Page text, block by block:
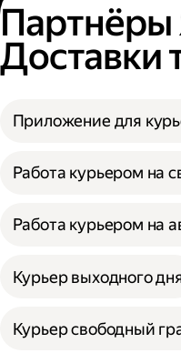
Партнёры
Доставки
Приложение для
Работа курьером на
Работа курьером на
Курьер выходного
Курьер свободный